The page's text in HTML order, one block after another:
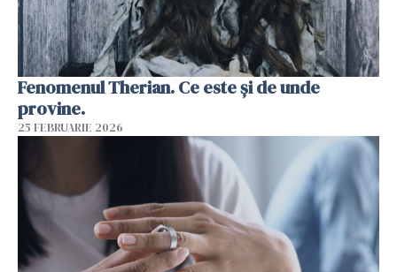
Fenomenul Therian. Ce este și de unde
provine.
25 FEBRUARIE 2026